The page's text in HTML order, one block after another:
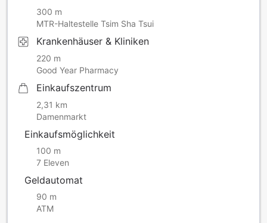
300 m
MTR-Haltestelle Tsim Sha Tsui
Krankenhäuser & Kliniken
220 m
Good Year Pharmacy
Einkaufszentrum
2,31 km
Damenmarkt
Einkaufsmöglichkeit
100 m
7 Eleven
Geldautomat
90 m
ATM